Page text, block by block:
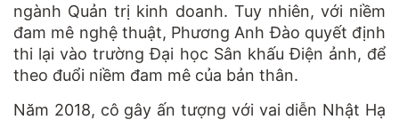
ngành Quản trị kinh doanh. Tuy nhiên, với niềm
đam mê nghệ thuật, Phương Anh Đào quyết định
thi lại vào trường Đại học Sân khấu Điện ảnh, để
theo đuổi niềm đam mê của bản thân.
Năm 2018, cô gây ấn tượng với vai diễn Nhật Hạ